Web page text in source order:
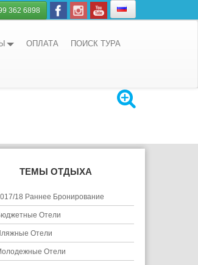
362 6898
ОПЛАТА ПОИСК ТУРА
ТЕМЫ ОТДЫХА
18 Раннее Бронирование
Отели
Отели
Отели